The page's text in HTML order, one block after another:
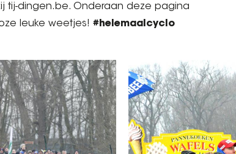
tij-dingen.be. Onderaan deze pagina
leuke weetjes! #helemaalcyclo